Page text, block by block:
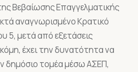
Βεβαίωσης Επαγγελματικής
αναγνωρισμένο Κρατικό
5, μετά από εξετάσεις
έχει την δυνατότητα να
δημόσιο τομέα μέσω ΑΣΕΠ,